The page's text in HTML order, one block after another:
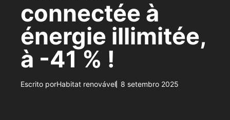
connectée à
énergie illimitée,
à -41 % !
Escrito porHabitat renovável 8 setembro 2025